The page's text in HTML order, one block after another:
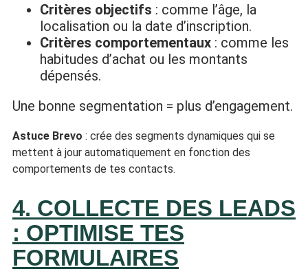
Critères objectifs : comme l’âge, la
localisation ou la date d’inscription.
Critères comportementaux : comme les
habitudes d’achat ou les montants
dépensés.
Une bonne segmentation = plus d’engagement.
Astuce Brevo : crée des segments dynamiques qui se
mettent à jour automatiquement en fonction des
comportements de tes contacts.
4. COLLECTE DES LEADS
: OPTIMISE TES
FORMULAIRES